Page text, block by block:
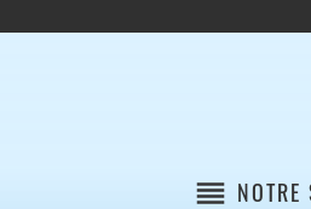
reorder NOTRE